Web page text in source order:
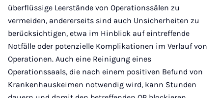
überflüssige Leerstände von Operationssälen zu
vermeiden, andererseits sind auch Unsicherheiten zu
berücksichtigen, etwa im Hinblick auf eintreffende
Notfälle oder potenzielle Komplikationen im Verlauf von
Operationen. Auch eine Reinigung eines
Operationssaals, die nach einem positiven Befund von
Krankenhauskeimen notwendig wird, kann Stunden